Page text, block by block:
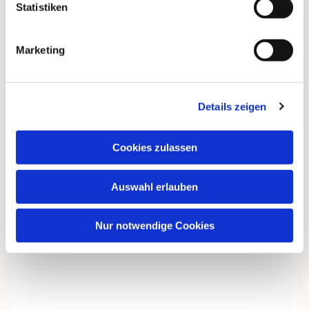
Statistiken
Marketing
Details zeigen
Cookies zulassen
Auswahl erlauben
Nur notwendige Cookies
Dies könnte Sie auch
interessieren